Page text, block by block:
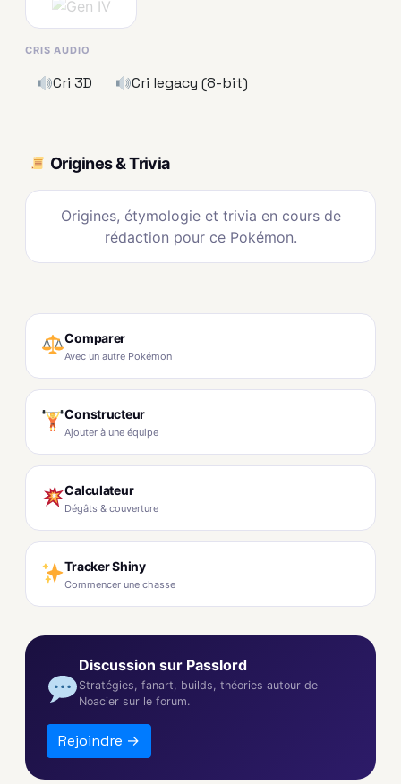
CRIS AUDIO
Cri 3D Cri legacy (8-bit)
Origines & Trivia
Origines, étymologie et trivia en cours de
rédaction pour ce Pokémon.
Comparer
Avec un autre Pokémon
Constructeur
Ajouter à une équipe
Calculateur
Dégâts & couverture
Tracker Shiny
Commencer une chasse
Discussion sur Passlord
Stratégies, fanart, builds, théories autour de
Noacier sur le forum.
Rejoindre →